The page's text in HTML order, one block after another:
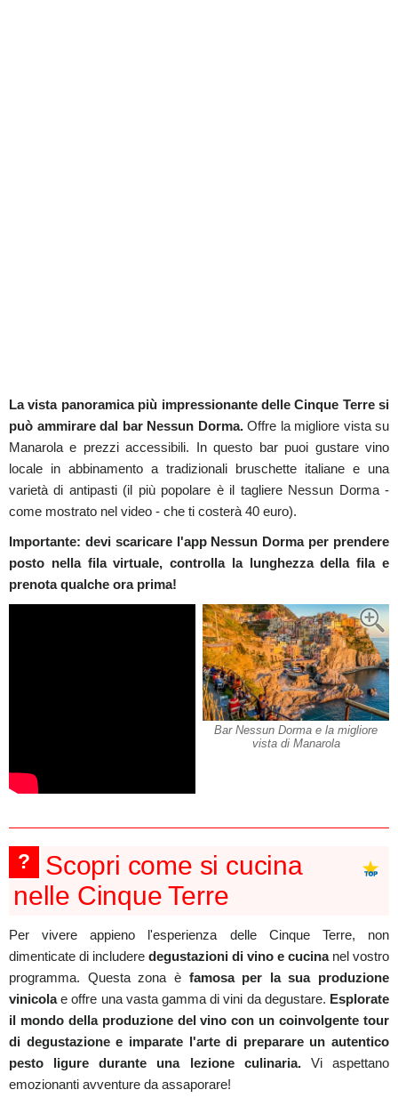
La vista panoramica più impressionante delle Cinque Terre si
può ammirare dal bar Nessun Dorma.Offre la migliore vista su
Manarola e prezzi accessibili. In questo bar puoi gustare vino
locale in abbinamento a tradizionali bruschette italiane e una
varietà di antipasti (il più popolare è il tagliere Nessun Dorma -
come mostrato nel video - che ti costerà 40 euro).
Importante: devi scaricare l'app Nessun Dorma per prendere
posto nella fila virtuale, controlla la lunghezza della fila e
prenota qualche ora prima!
Bar Nessun Dorma e la migliore
vista di Manarola
?
Scopri come si cucina
nelle Cinque Terre
Per vivere appieno l'esperienza delle Cinque Terre, non
dimenticate di includere degustazioni di vino e cucinanel vostro
programma. Questa zona è famosa per la sua produzione
vinicolae offre una vasta gamma di vini da degustare. Esplorate
il mondo della produzione del vino con un coinvolgente tour
di degustazione e imparate l'arte di preparare un autentico
pesto ligure durante una lezione culinaria.Vi aspettano
emozionanti avventure da assaporare!